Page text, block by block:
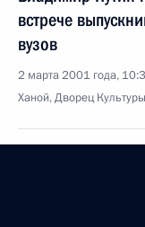
встрече
вузов
2 марта 2001 года,
Ханой, Дворец